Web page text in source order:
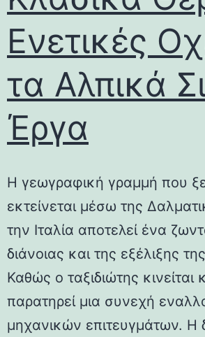
Ενετικές
τα Αλπικά
Έργα
Η γεωγραφική γραμμή που
εκτείνεται μέσω της
την Ιταλία αποτελεί ένα
διάνοιας και της εξέλιξης
Καθώς ο ταξιδιώτης
παρατηρεί μια συνεχή
μηχανικών επιτευγμάτων. Η